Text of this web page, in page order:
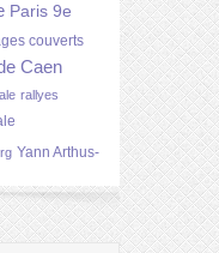
Paris 9e
couverts
Caen
rallyes
Yann Arthus-